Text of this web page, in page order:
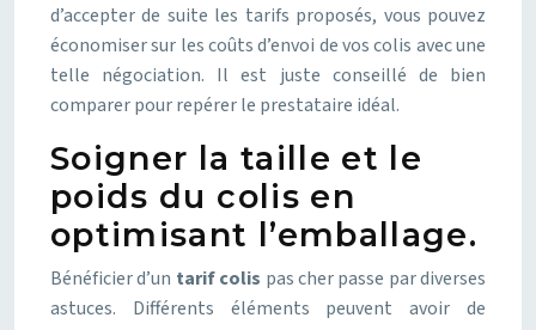
d’accepter de suite les tarifs proposés, vous pouvez
économiser sur les coûts d’envoi de vos colis avec une
telle négociation. Il est juste conseillé de bien
comparer pour repérer le prestataire idéal.
Soigner la taille et le
poids du colis en
optimisant l’emballage.
Bénéficier d’un tarif colis pas cher passe par diverses
astuces. Différents éléments peuvent avoir de